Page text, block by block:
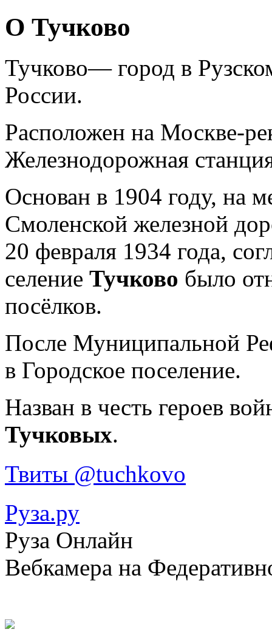
О Тучково
Тучково— город в
России.
Расположен на Москве-
Железнодорожная
Основан в 1904 году, на
Смоленской железной
20 февраля 1934 года,
селение Тучково было
посёлков.
После Муниципальной
в Городское поселение.
Назван в честь героев
Тучковых.
Твиты @tuchkovo
Руза.ру
Руза Онлайн
Вебкамера на